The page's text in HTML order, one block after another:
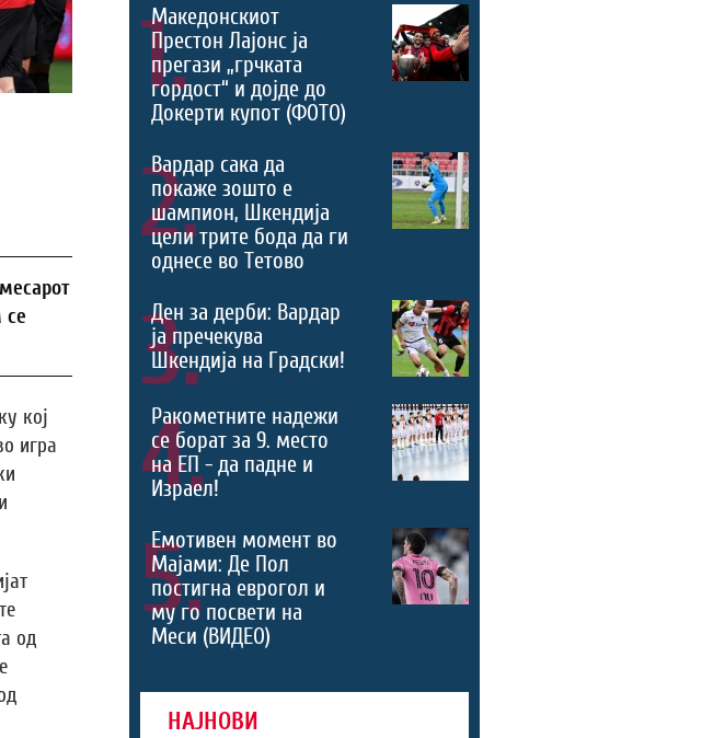
се
кој
игра
од
1.
Македонскиот
Престон Лајонс ја
прегази „грчката
гордост“ и дојде до
Докерти купот (ФОТО)
2.
Вардар сака да
покаже зошто е
шампион, Шкендија
цели трите бода да ги
однесе во Тетово
3.
Ден за дерби: Вардар
ја пречекува
Шкендија на Градски!
4.
Ракометните надежи
се борат за 9. место
на ЕП - да падне и
Израел!
5.
Емотивен момент во
Мајами: Де Пол
постигна еврогол и
му го посвети на
Меси (ВИДЕО)
НАЈНОВИ